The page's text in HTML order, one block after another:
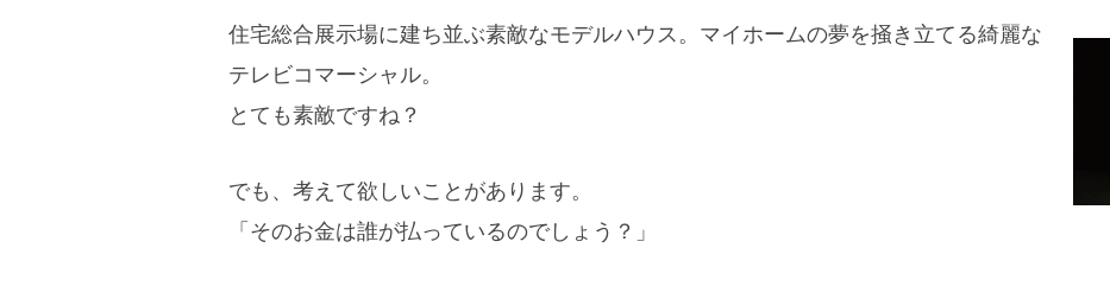
住宅総合展示場に建ち並ぶ素敵なモデルハウス。マイホームの夢を掻き立てる綺麗な
テレビコマーシャル。
とても素敵ですね？
でも、考えて欲しいことがあります。
「そのお金は誰が払っているのでしょう？」